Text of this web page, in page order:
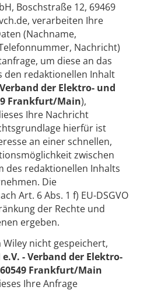
Boschstraße 12, 69469
verarbeiten Ihre
(Nachname,
Nachricht)
um diese an das
den redaktionellen Inhalt
Verband der Elektro- und
Frankfurt/Main),
Ihre Nachricht
hierfür ist
an einer schnellen,
zwischen
des redaktionellen Inhalts
Die
Art. 6 Abs. 1 f) EU-DSGVO
der Rechte und
ergeben.
nicht gespeichert,
e.V. - Verband der Elektro-
Frankfurt/Main
Ihre Anfrage